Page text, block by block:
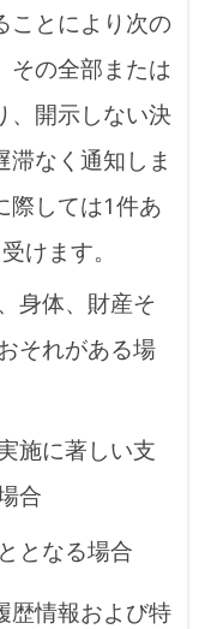
ことにより次の
その全部または
、開示しない決
滞なく通知しま
際しては1件あ
けます。
身体、財産そ
それがある場
施に著しい支
合
となる場合
歴情報および特